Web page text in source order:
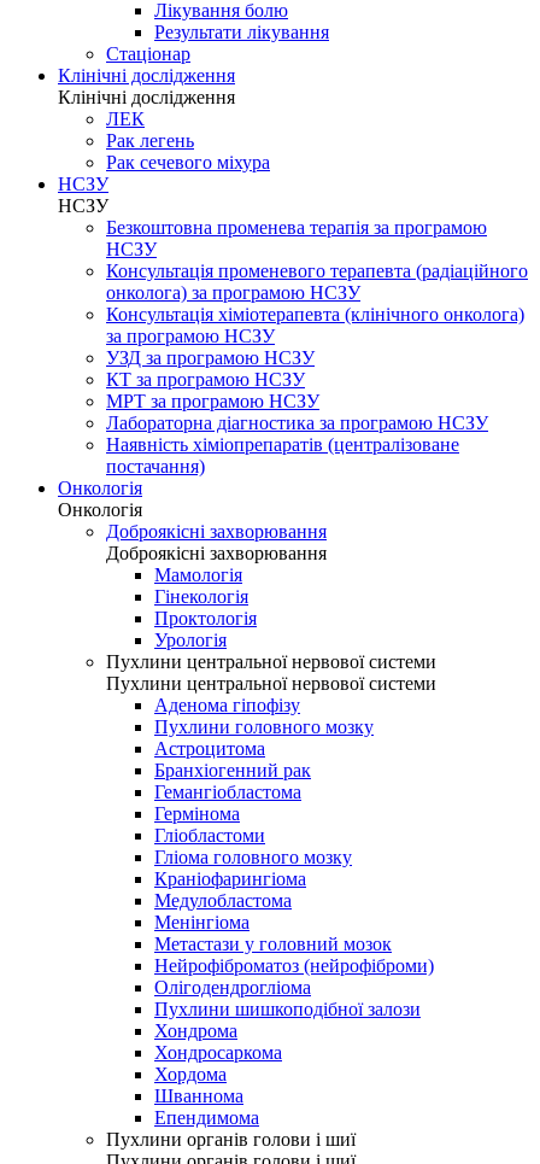
Лікування болю
Результати лікування
Стаціонар
Клінічні дослідження
Клінічні дослідження
ЛЕК
Рак легень
Рак сечевого міхура
НСЗУ
НСЗУ
Безкоштовна променева терапія за програмою
НСЗУ
Консультація променевого терапевта (радіаційного
онколога) за програмою НСЗУ
Консультація хіміотерапевта (клінічного онколога)
за програмою НСЗУ
УЗД за програмою НСЗУ
КТ за програмою НСЗУ
МРТ за програмою НСЗУ
Лабораторна діагностика за програмою НСЗУ
Наявність хіміопрепаратів (централізоване
постачання)
Онкологія
Онкологія
Доброякісні захворювання
Доброякісні захворювання
Мамологія
Гінекологія
Проктологія
Урологія
Пухлини центральної нервової системи
Пухлини центральної нервової системи
Аденома гіпофізу
Пухлини головного мозку
Астроцитома
Бранхіогенний рак
Гемангіобластома
Гермінома
Гліобластоми
Гліома головного мозку
Краніофарингіома
Медулобластома
Менінгіома
Метастази у головний мозок
Нейрофіброматоз (нейрофіброми)
Олігодендрогліома
Пухлини шишкоподібної залози
Хондрома
Хондросаркома
Хордома
Шваннома
Епендимома
Пухлини органів голови і шиї